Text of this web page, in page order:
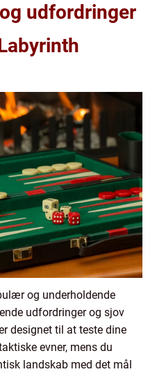
udfordringer
og underholdende
udfordringer og sjov
designet til at teste dine
evner, mens du
landskab med det mål